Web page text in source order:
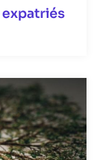
expatriés